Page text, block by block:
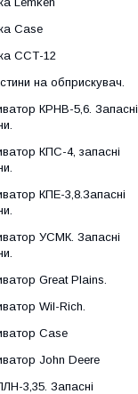
Case
ССТ-12
на обприскувач.
КРНВ-5,6. Запасні
КПС-4, запасні
КПЕ-3,8.Запасні
УСМК. Запасні
Great Plains.
Wil-Rich.
Case
John Deere
3,35. Запасні